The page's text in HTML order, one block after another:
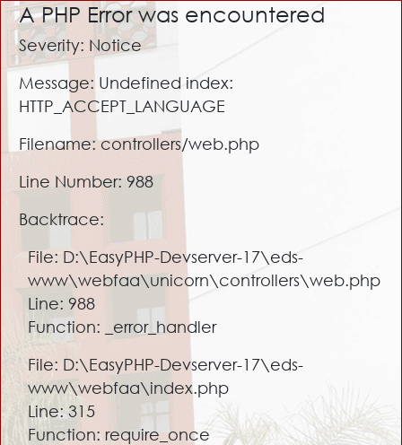
A PHP Error was encountered
Severity: Notice
Message: Undefined index:
HTTP_ACCEPT_LANGUAGE
Filename: controllers/web.php
Line Number: 988
Backtrace:
File: D:\EasyPHP-Devserver-17\eds-
www\webfaa\unicorn\controllers\web.php
Line: 988
Function: _error_handler
File: D:\EasyPHP-Devserver-17\eds-
www\webfaa\index.php
Line: 315
Function: require_once